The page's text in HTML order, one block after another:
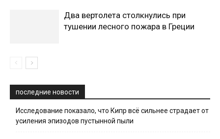
Два вертолета столкнулись при
тушении лесного пожара в Греции
последние новости
Исследование показало, что Кипр всё сильнее страдает от
усиления эпизодов пустынной пыли